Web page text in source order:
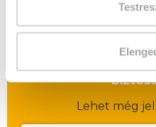
Vizsgadíj várható
A csoport a
Lehet még